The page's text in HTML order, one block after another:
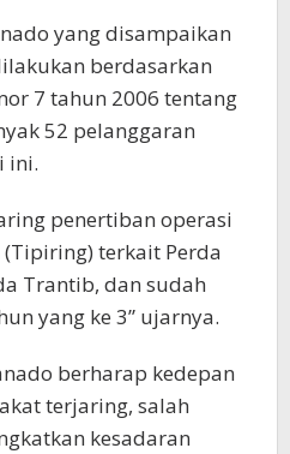
yang disampaikan
berdasarkan
7 tahun 2006 tentang
52 pelanggaran
ini.
penertiban operasi
terkait Perda
Trantib, dan sudah
yang ke 3” ujarnya.
berharap kedepan
terjaring, salah
kesadaran